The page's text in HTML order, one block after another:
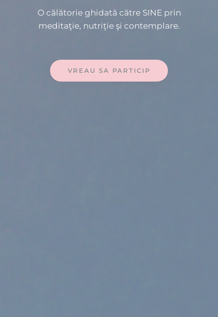
O călătorie ghidată către SINE prin
meditaţie, nutriţie şi contemplare.
VREAU SA PARTICIP